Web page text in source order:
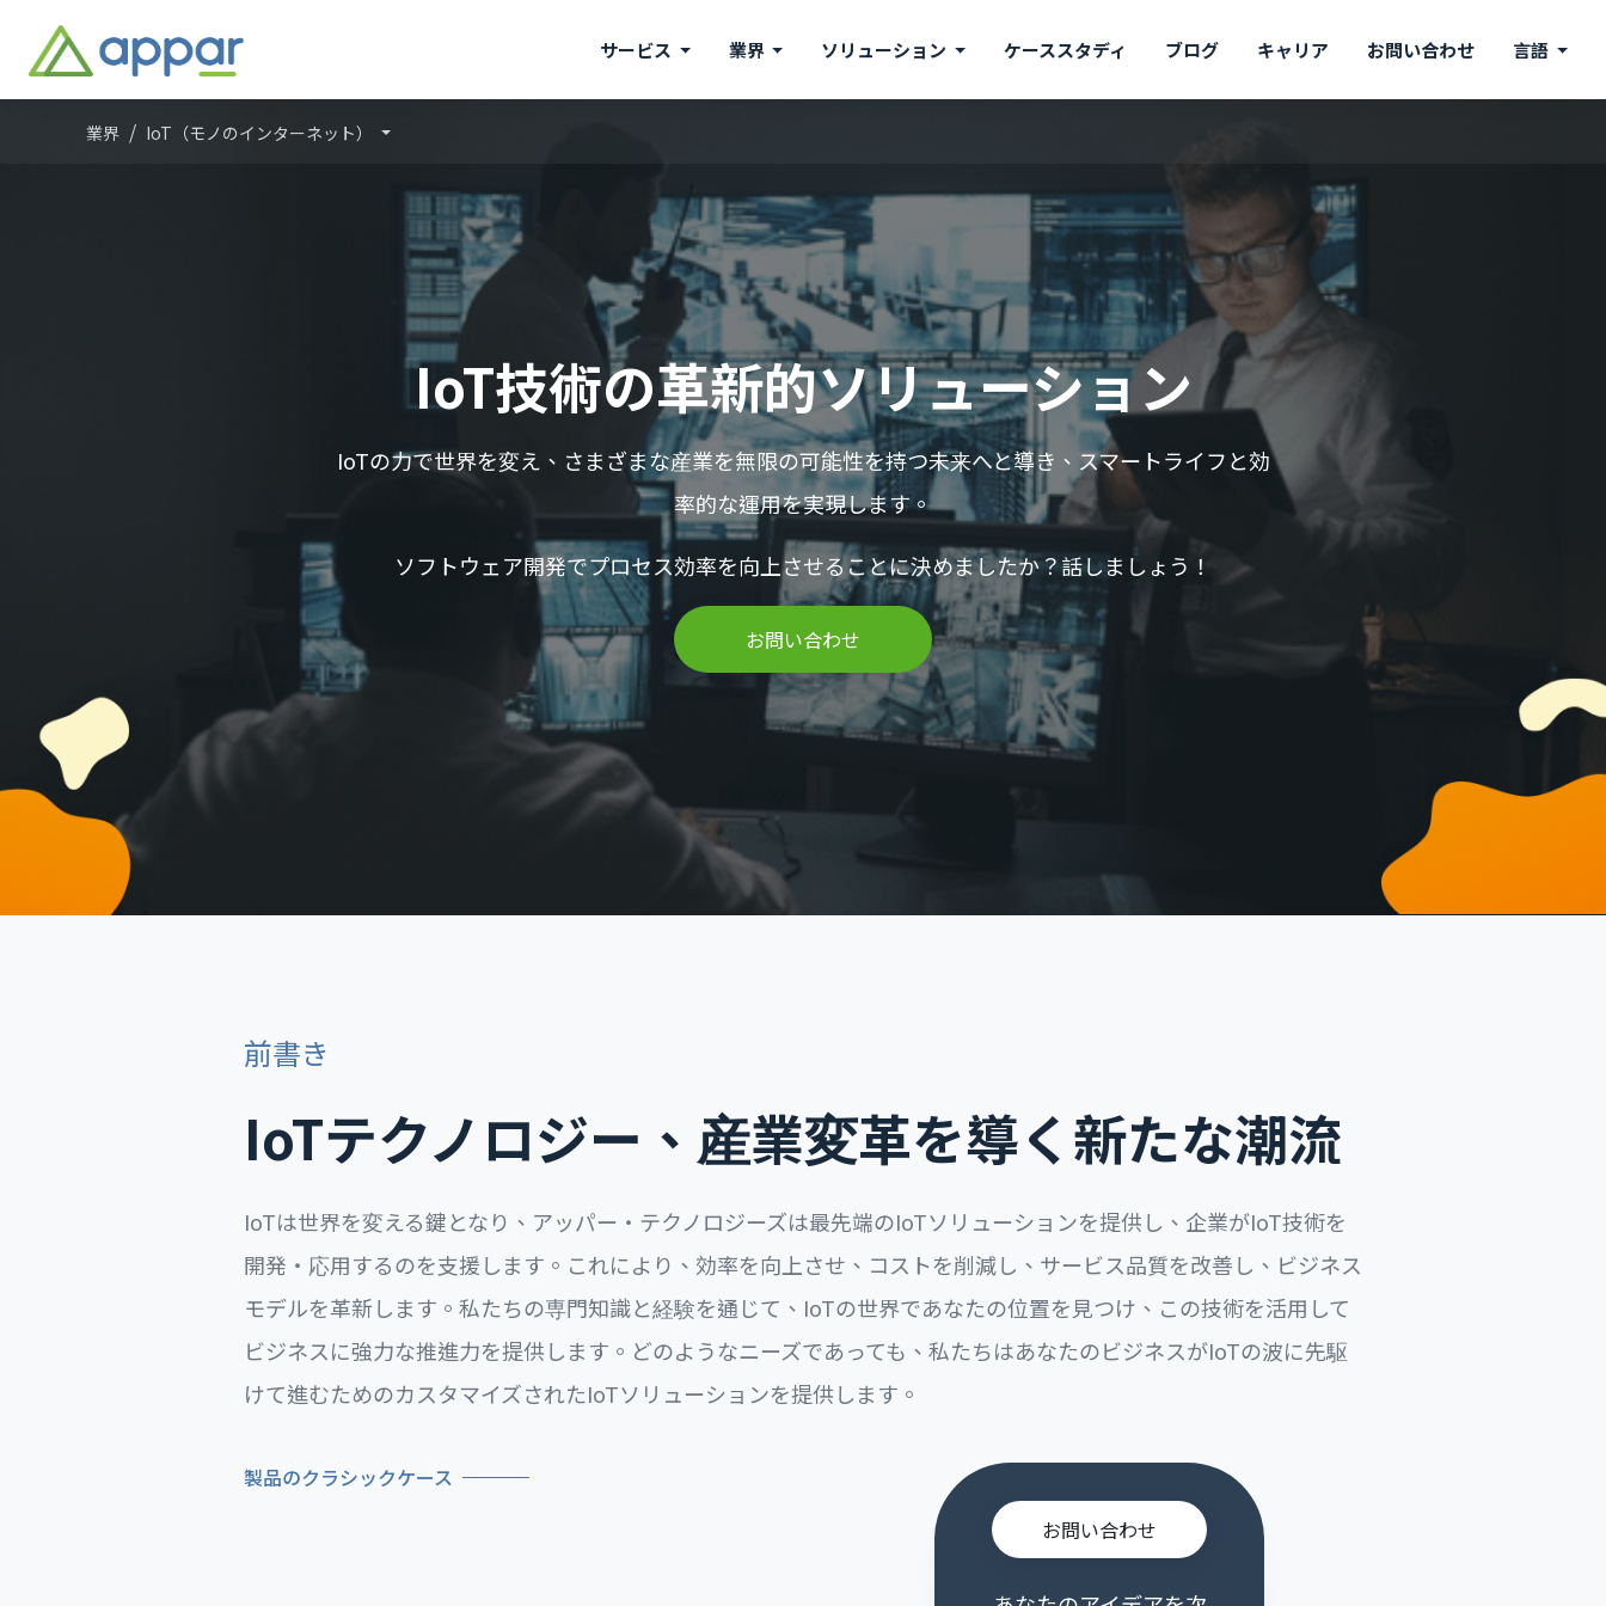
サービス 業界 ソリューション ケーススタディ ブログ キャリア お問い合わせ 言語
業界 IoT（モノのインターネット）
IoT技術の革新的ソリューション
IoTの力で世界を変え、さまざまな産業を無限の可能性を持つ未来へと導き、スマートライフと効
率的な運用を実現します。
ソフトウェア開発でプロセス効率を向上させることに決めましたか？話しましょう！
お問い合わせ
前書き
IoTテクノロジー、産業変革を導く新たな潮流
IoTは世界を変える鍵となり、アッパー・テクノロジーズは最先端のIoTソリューションを提供し、企業がIoT技術を
開発・応用するのを支援します。これにより、効率を向上させ、コストを削減し、サービス品質を改善し、ビジネス
モデルを革新します。私たちの専門知識と経験を通じて、IoTの世界であなたの位置を見つけ、この技術を活用して
ビジネスに強力な推進力を提供します。どのようなニーズであっても、私たちはあなたのビジネスがIoTの波に先駆
けて進むためのカスタマイズされたIoTソリューションを提供します。
製品のクラシックケース
お問い合わせ